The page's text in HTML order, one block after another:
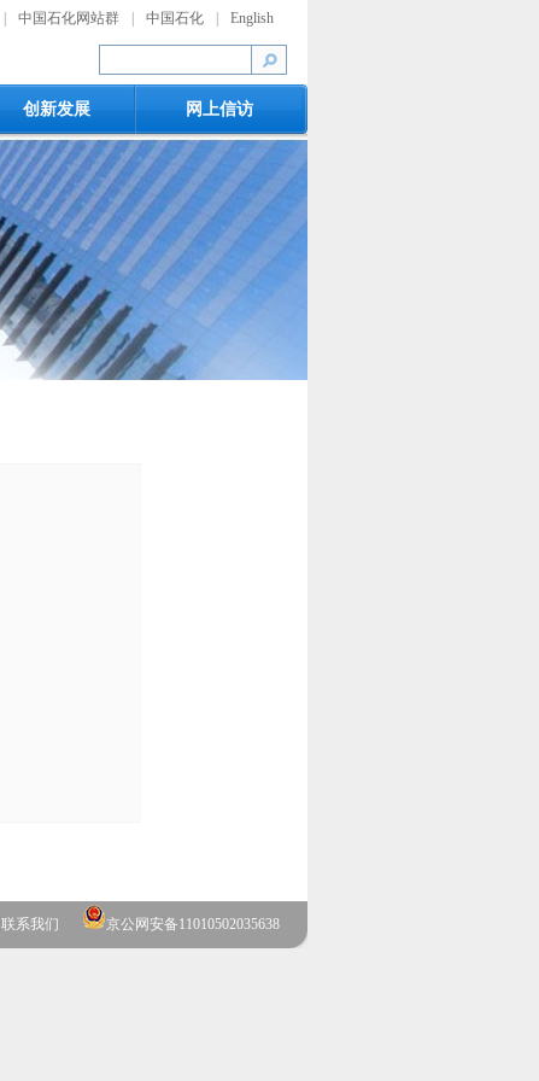
中国石化网站群 中国石化 English
创新发展 网上信访
联系我们 京公网安备11010502035638